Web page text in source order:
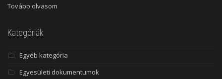
Tovább olvasom
Kategóriák
Egyéb kategória
Egyesületi dokumentumok